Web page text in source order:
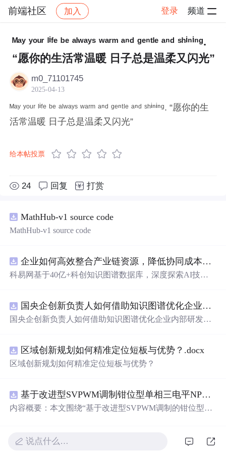
前端社区 加入 登录 频道
社区 前端社区 帖子详情
ᴹᵃʸ ʸᵒᵘʳ ˡⁱᶠᵉ ᵇᵉ ᵃˡʷᵃʸˢ ʷᵃʳᵐ ᵃⁿᵈ ᵍᵉⁿᵗˡᵉ ᵃⁿᵈ ˢʰⁱⁿⁱⁿᵍ.
“愿你的生活常温暖 日子总是温柔又闪光”
m0_71101745
2025-04-13
ᴹᵃʸ ʸᵒᵘʳ ˡⁱᶠᵉ ᵇᵉ ᵃˡʷᵃʸˢ ʷᵃʳᵐ ᵃⁿᵈ ᵍᵉⁿᵗˡᵉ ᵃⁿᵈ ˢʰⁱⁿⁱⁿᵍ. “愿你的生
活常温暖 日子总是温柔又闪光”
给本帖投票
24 回复 打赏
MathHub-v1 source code
MathHub-v1 source code
企业如何高效整合产业链资源，降低协同成本？.docx
科易网基于40亿+科创知识图谱数据库，深度探索AI技术
新领域的AI+数智化解决方案，推动科技创新与产业创新
智能化发展。
国央企创新负责人如何借助知识图谱优化企业内部研发资源协同？.docx
国央企创新负责人如何借助知识图谱优化企业内部研发资
区域创新规划如何精准定位短板与优势？.docx
区域创新规划如何精准定位短板与优势？
基于改进型SVPWM调制钳位型单相三电平NPC逆变器中点电位平衡仿真
内容概要：本文围绕“基于改进型SVPWM调制的钳位型单
有效抑制单相三电平中性点钳位（NPC）逆变器中存在的
说点什么…